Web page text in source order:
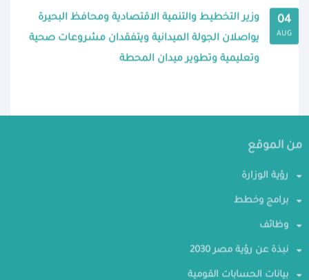
04
AUG
وزير التخطيط والتنمية الاقتصادية ومحافظ البحيرة
يواصلان الجولة الميدانية ويتفقدان مشروعات صحية
وتعليمية وتطوير ميدان المحطة
من الموقع
رؤية الوزارة
برامج وخطط
وظائف
نبذة عن رؤية مصر 2030